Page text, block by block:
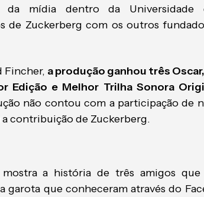
mídia dentro da Universidade
de Zuckerberg com os outros
Fincher, a produção ganhou três
Edição e Melhor Trilha Sonora
não contou com a participação de
contribuição de Zuckerberg.
a história de três amigos que
garota que conheceram através do